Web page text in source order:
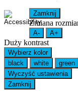
Zamknij
Zmiana
A- A+
Duży kontrast
Wybierz kolor
black
white green
Wyczyść ustawienia
Zamknij